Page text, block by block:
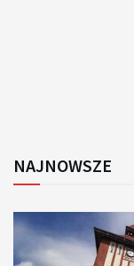
NAJNOWSZE